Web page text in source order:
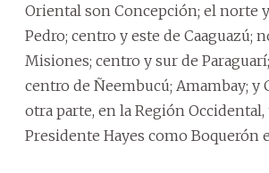
Oriental son Concepción; el norte
Pedro; centro y este de Caaguazú;
Misiones; centro y sur de
centro de Ñeembucú; Amambay; y
otra parte, en la Región
Presidente Hayes como Boquerón